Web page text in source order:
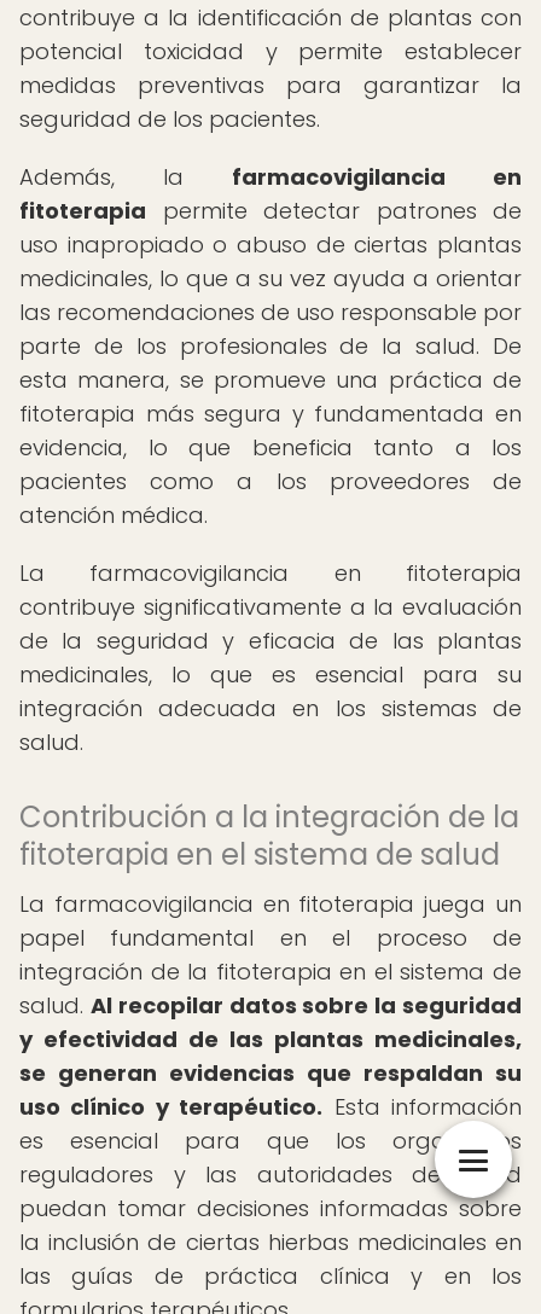
contribuye a la identificación de plantas con
potencial toxicidad y permite establecer
medidas preventivas para garantizar la
seguridad de los pacientes.
Además, la farmacovigilancia en
fitoterapia permite detectar patrones de
uso inapropiado o abuso de ciertas plantas
medicinales, lo que a su vez ayuda a orientar
las recomendaciones de uso responsable por
parte de los profesionales de la salud. De
esta manera, se promueve una práctica de
fitoterapia más segura y fundamentada en
evidencia, lo que beneficia tanto a los
pacientes como a los proveedores de
atención médica.
La farmacovigilancia en fitoterapia
contribuye significativamente a la evaluación
de la seguridad y eficacia de las plantas
medicinales, lo que es esencial para su
integración adecuada en los sistemas de
salud.
Contribución a la integración de la
fitoterapia en el sistema de salud
La farmacovigilancia en fitoterapia juega un
papel fundamental en el proceso de
integración de la fitoterapia en el sistema de
salud. Al recopilar datos sobre la seguridad
y efectividad de las plantas medicinales,
se generan evidencias que respaldan su
uso clínico y terapéutico. Esta información
es esencial para que los organismos
reguladores y las autoridades de salud
puedan tomar decisiones informadas sobre
la inclusión de ciertas hierbas medicinales en
las guías de práctica clínica y en los